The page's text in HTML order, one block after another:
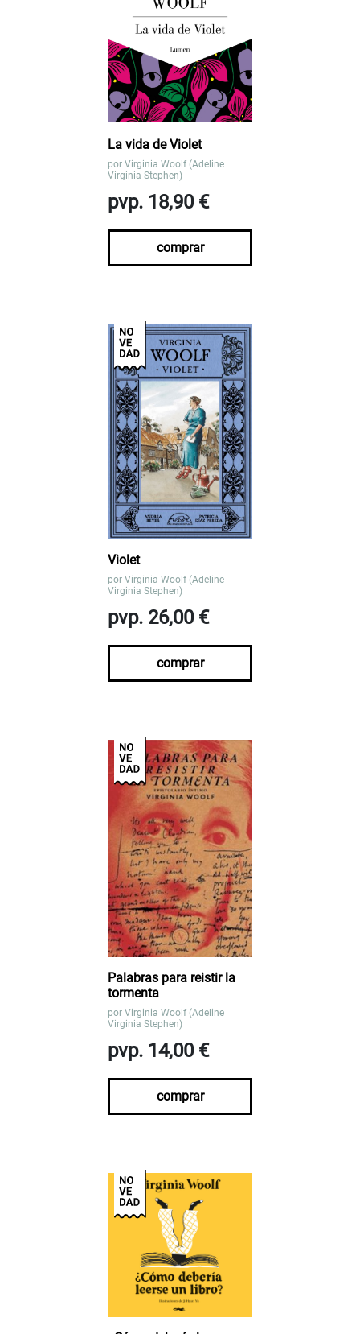
La vida de Violet
por Virginia Woolf (Adeline
Virginia Stephen)
pvp. 18,90 €
comprar
Violet
por Virginia Woolf (Adeline
Virginia Stephen)
pvp. 26,00 €
comprar
Palabras para reistir la
tormenta
por Virginia Woolf (Adeline
Virginia Stephen)
pvp. 14,00 €
comprar